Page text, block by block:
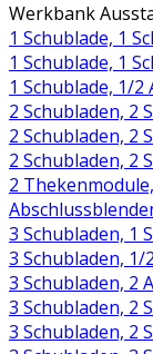
Werkbank
1 Schublade, 1
1 Schublade, 1
1 Schublade, 1/
2 Schubladen, 2
2 Schubladen, 2
2 Schubladen, 2
2
3 Schubladen, 1
3 Schubladen,
3 Schubladen, 2
3 Schubladen, 2
3 Schubladen, 2